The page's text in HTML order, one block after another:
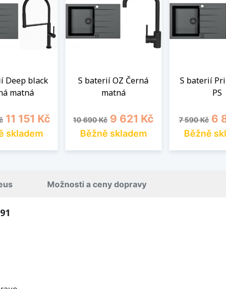
Deep black
matná
Cena
11 151 Kč
skladem
S baterií OZ Černá
matná
Běžná cena
10 690 Kč Cena
9 621 Kč
Běžně skladem
S baterií
PS
Běžná cena
7 590 Kč 6
Běžně
Možnosti a ceny dopravy